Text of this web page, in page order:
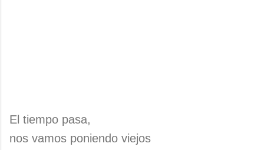
El tiempo pasa,
nos vamos poniendo viejos